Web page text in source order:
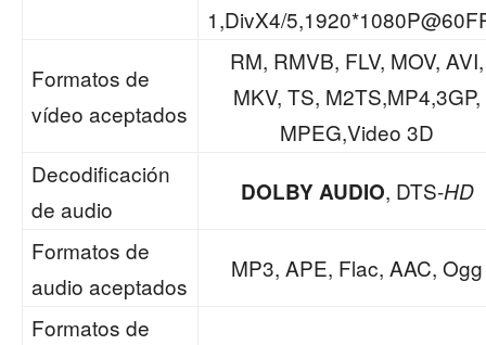
1,DivX4/
Formatos de
vídeo aceptados
RM, RMVB, FLV, MOV, AVI,
MKV, TS, M2TS,MP4,3GP,
MPEG,Video 3D
Decodificación
de audio
DOLBY AUDIO, DTS-HD
Formatos de
audio aceptados
MP3, APE, Flac, AAC, Ogg
Formatos de